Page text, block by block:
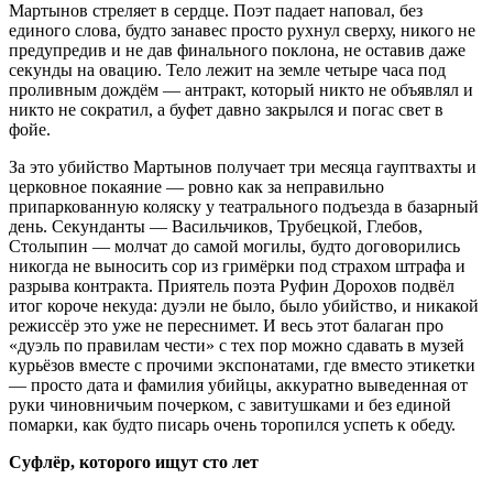
Мартынов стреляет в сердце. Поэт падает наповал, без
единого слова, будто занавес просто рухнул сверху, никого не
предупредив и не дав финального поклона, не оставив даже
секунды на овацию. Тело лежит на земле четыре часа под
проливным дождём — антракт, который никто не объявлял и
никто не сократил, а буфет давно закрылся и погас свет в
фойе.
За это убийство Мартынов получает три месяца гауптвахты и
церковное покаяние — ровно как за неправильно
припаркованную коляску у театрального подъезда в базарный
день. Секунданты — Васильчиков, Трубецкой, Глебов,
Столыпин — молчат до самой могилы, будто договорились
никогда не выносить сор из гримёрки под страхом штрафа и
разрыва контракта. Приятель поэта Руфин Дорохов подвёл
итог короче некуда: дуэли не было, было убийство, и никакой
режиссёр это уже не переснимет. И весь этот балаган про
«дуэль по правилам чести» с тех пор можно сдавать в музей
курьёзов вместе с прочими экспонатами, где вместо этикетки
— просто дата и фамилия убийцы, аккуратно выведенная от
руки чиновничьим почерком, с завитушками и без единой
помарки, как будто писарь очень торопился успеть к обеду.
Суфлёр, которого ищут сто лет